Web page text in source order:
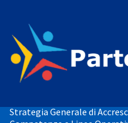
Strategia Generale di